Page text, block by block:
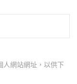
人網站網址，以供下